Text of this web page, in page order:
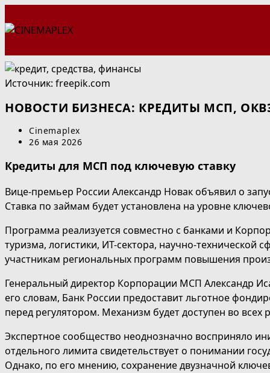
к
Источник: freepik.com
НОВОСТИ БИЗНЕСА: КРЕДИТЫ МСП,
Автор
записи:
Cinemaplex
Запись
26 мая 2026
Кредиты для МСП под ключевую ставку
Вице-премьер России Александр Новак объявил о
Ставка по займам будет установлена на уровне
Программа реализуется совместно с банками и
туризма, логистики, ИТ-сектора, научно-
участникам региональных программ повышения
Генеральный директор Корпорации МСП Александр
его словам, Банк России предоставит льготное
перед регулятором. Механизм будет доступен во всех
Экспертное сообщество неоднозначно восприняло
отдельного лимита свидетельствует о понимании
Однако, по его мнению, сохранение двузначной